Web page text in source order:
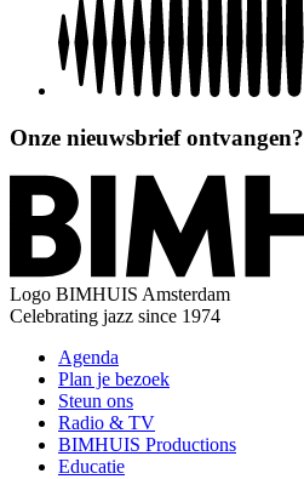
Onze nieuwsbrief ontvangen?
Logo BIMHUIS Amsterdam
Celebrating jazz since 1974
Agenda
Plan je bezoek
Steun ons
Radio & TV
BIMHUIS Productions
Educatie